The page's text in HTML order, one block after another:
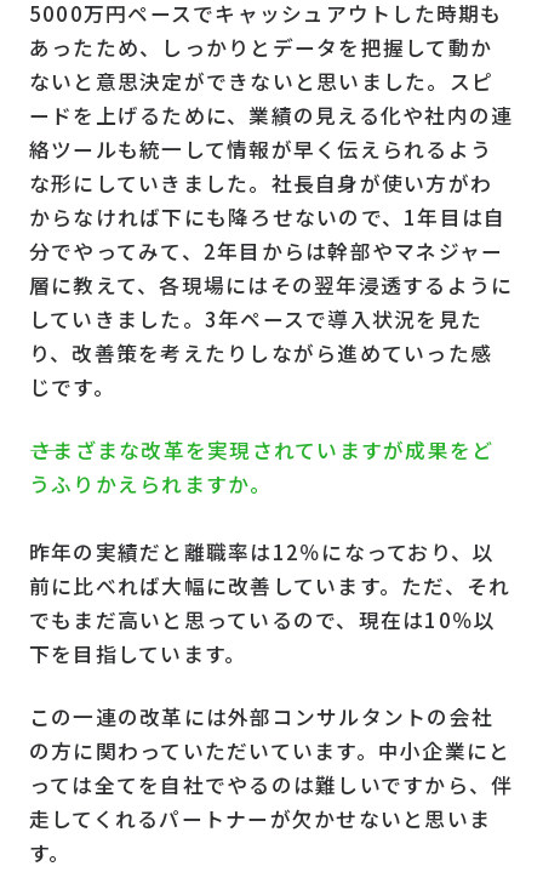
5000万円ペースでキャッシュアウトした時期も
あったため、しっかりとデータを把握して動か
ないと意思決定ができないと思いました。スピ
ードを上げるために、業績の見える化や社内の連
絡ツールも統一して情報が早く伝えられるよう
な形にしていきました。社長自身が使い方がわ
からなければ下にも降ろせないので、1年目は自
分でやってみて、2年目からは幹部やマネジャー
層に教えて、各現場にはその翌年浸透するように
していきました。3年ペースで導入状況を見た
り、改善策を考えたりしながら進めていった感
じです。
――さまざまな改革を実現されていますが成果をど
うふりかえられますか。
昨年の実績だと離職率は12％になっており、以
前に比べれば大幅に改善しています。ただ、それ
でもまだ高いと思っているので、現在は10％以
下を目指しています。
この一連の改革には外部コンサルタントの会社
の方に関わっていただいています。中小企業にと
っては全てを自社でやるのは難しいですから、伴
走してくれるパートナーが欠かせないと思いま
す。